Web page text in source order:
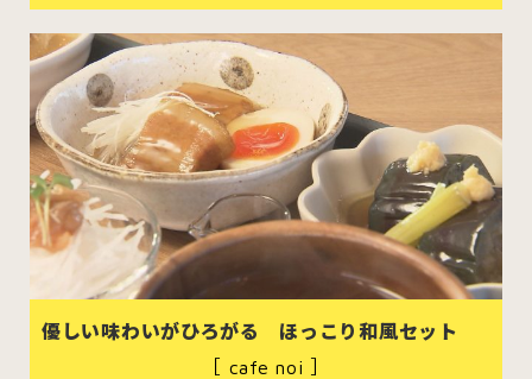
青森市 五所川原市 つがる市
弘前市 黒石市 平川市
むつ市 十和田市 三沢市
優しい味わいがひろがる ほっこり和風セット
［ cafe noi ］